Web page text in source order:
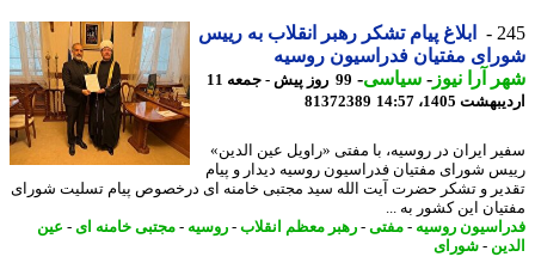
ابلاغ پیام تشکر رهبر انقلاب به رییس
مفتیان فدراسیون روسیه
آرا نیوز-سیاسی-
99 روز پیش - جمعه 11
1405، 14:57
81372389
ایران در روسیه، با مفتی «راویل عین الدین»
شورای مفتیان فدراسیون روسیه دیدار و پیام
و تشکر حضرت آیت الله سید مجتبی خامنه ای درخصوص پیام تسلیت شورای
این کشور به ...
روسیه-مفتی-رهبر معظم انقلاب-روسیه-مجتبی خامنه ای- عین
-شورای